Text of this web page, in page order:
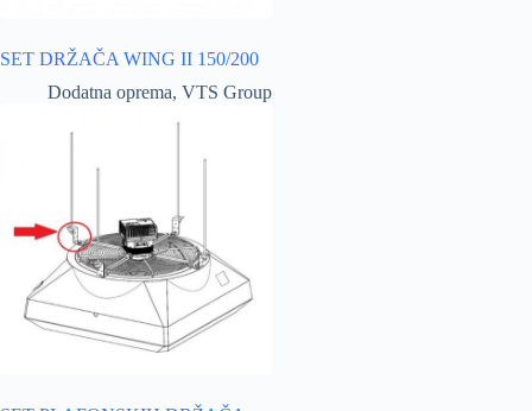
SET DRŽAČA WING II 150/200
Dodatna oprema, VTS Group